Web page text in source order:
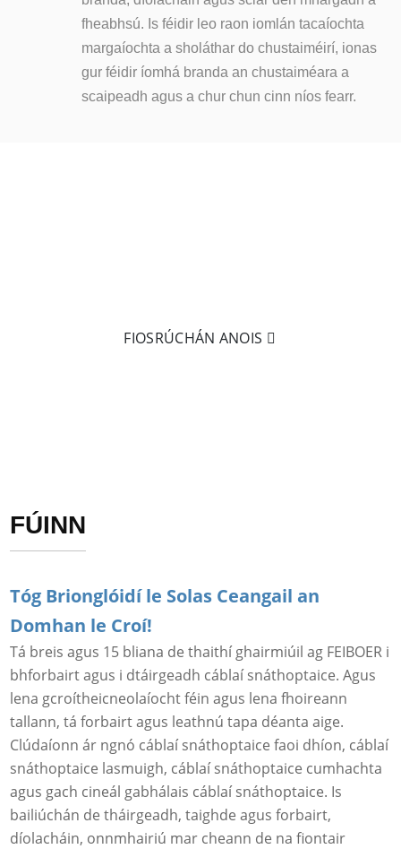
fheabhsú. Is féidir leo raon iomlán tacaíochta
margaíochta a sholáthar do chustaiméirí, ionas
gur féidir íomhá branda an chustaiméara a
scaipeadh agus a chur chun cinn níos fearr.
FIOSRÚCHÁN ANOIS
FÚINN
Tóg Brionglóidí le Solas Ceangail an
Domhan le Croí!
Tá breis agus 15 bliana de thaithí ghairmiúil ag FEIBOER i
bhforbairt agus i dtáirgeadh cáblaí snáthoptaice. Agus
lena gcroítheicneolaíocht féin agus lena fhoireann
tallann, tá forbairt agus leathnú tapa déanta aige.
Clúdaíonn ár ngnó cáblaí snáthoptaice faoi dhíon, cáblaí
snáthoptaice lasmuigh, cáblaí snáthoptaice cumhachta
agus gach cineál gabhálais cáblaí snáthoptaice. Is
bailiúchán de tháirgeadh, taighde agus forbairt,
díolacháin, onnmhairiú mar cheann de na fiontair